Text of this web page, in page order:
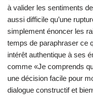
à valider les sentiments
aussi difficile qu’une
simplement énoncer les
temps de paraphraser ce
intérêt authentique à ses
comme «Je comprends
une décision facile pour
dialogue constructif et